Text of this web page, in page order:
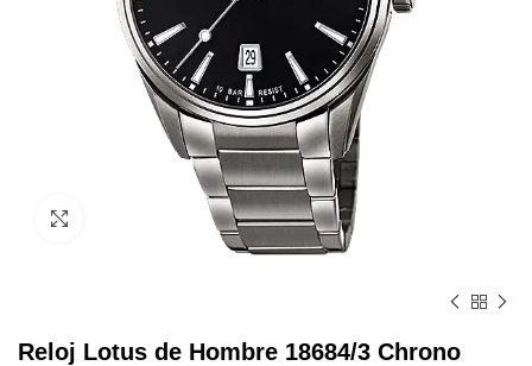
Reloj Lotus de Hombre 18684/3 Chrono